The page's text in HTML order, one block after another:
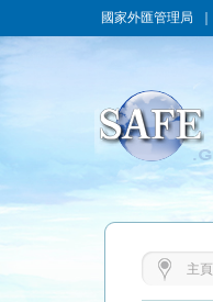
國家外匯管理局
主頁